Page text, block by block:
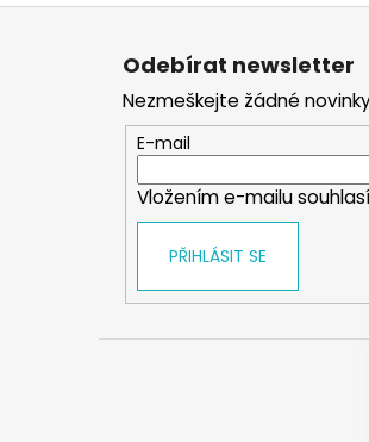
Z
Odebírat newsletter
Nezmeškejte žádné
E-mail
Vložením e-mailu
PŘIHLÁSIT SE